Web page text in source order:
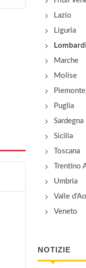
Lazio
Liguria
Marche
Molise
Piemonte
Puglia
Sardegna
Sicilia
Toscana
Trentino
Umbria
Valle
Veneto
NOTIZIE